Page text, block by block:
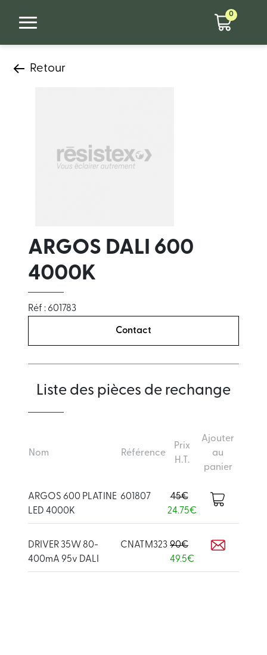
0
Retour
ARGOS DALI 600
4000K
Réf : 601783
Contact
Liste des pièces de rechange
Nom Référence
Prix
H.T.
Ajouter
au
panier
ARGOS 600 PLATINE
LED 4000K
601807
45€
24.75€
DRIVER 35W 80-
400mA 95v DALI
CNATM323 90€
49.5€